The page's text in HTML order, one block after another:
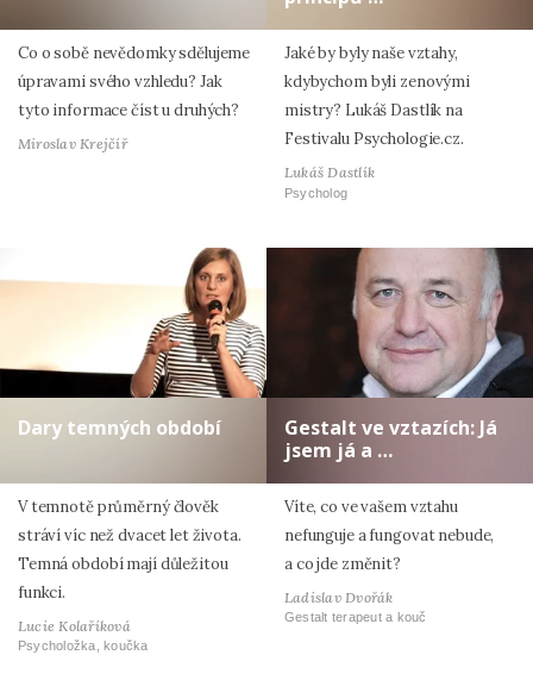
Co o sobě nevědomky sdělujeme
úpravami svého vzhledu? Jak
tyto informace číst u druhých?
Miroslav Krejčíř
Jaké by byly naše vztahy,
kdybychom byli zenovými
mistry? Lukáš Dastlík na
Festivalu Psychologie.cz.
Lukáš Dastlík
Psycholog
Dary temných období
V temnotě průměrný člověk
stráví víc než dvacet let života.
Temná období mají důležitou
funkci.
Lucie Kolaříková
Psycholožka, koučka
Gestalt ve vztazích: Já
jsem já a …
Víte, co ve vašem vztahu
nefunguje a fungovat nebude,
a co jde změnit?
Ladislav Dvořák
Gestalt terapeut a kouč